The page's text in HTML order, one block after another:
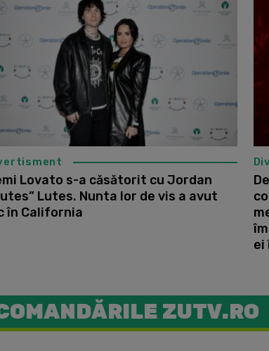
Demi
Lovato s-a căsătorit cu Jordan
Lutes. Nunta lor de vis a avut
în California
ei
ZUTV.RO